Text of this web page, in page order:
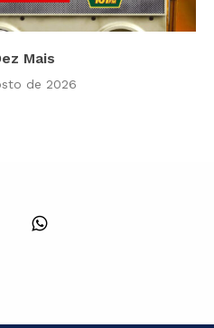
Mais
de 2026